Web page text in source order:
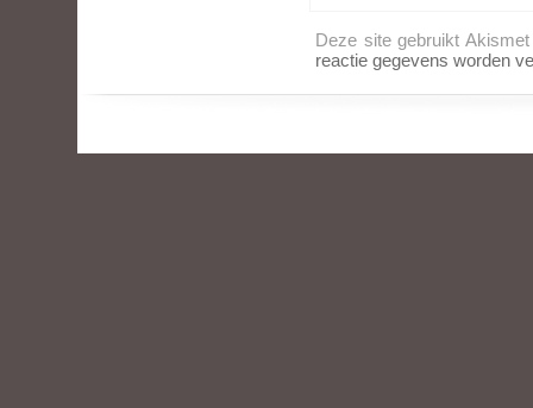
Deze site gebruikt
reactie gegevens worden